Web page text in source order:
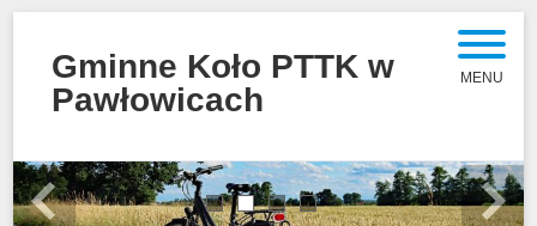
Gminne Koło PTTK w
Pawłowicach
MENU
Previous Next
1 3 4